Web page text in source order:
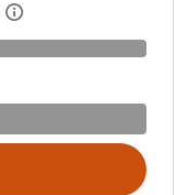
Abre el cuadro de